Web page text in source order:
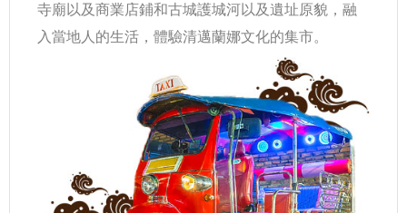
寺廟以及商業店鋪和古城護城河以及遺址原貌，融
入當地人的生活，體驗清邁蘭娜文化的集市。